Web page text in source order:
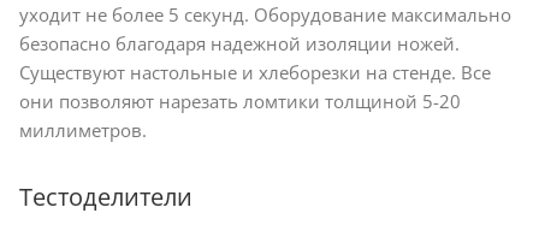
уходит не более 5 секунд. Оборудование максимально
безопасно благодаря надежной изоляции ножей.
Существуют настольные и хлеборезки на стенде. Все
они позволяют нарезать ломтики толщиной 5-20
миллиметров.
Тестоделители